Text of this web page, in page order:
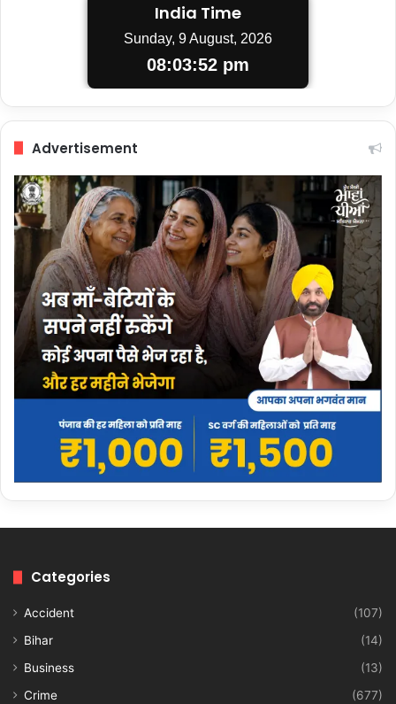
India Time
Sunday, 9 August, 2026
08:03:53 pm
Advertisement
Categories
Accident
(107)
Bihar
(14)
Business
(13)
Crime
(677)